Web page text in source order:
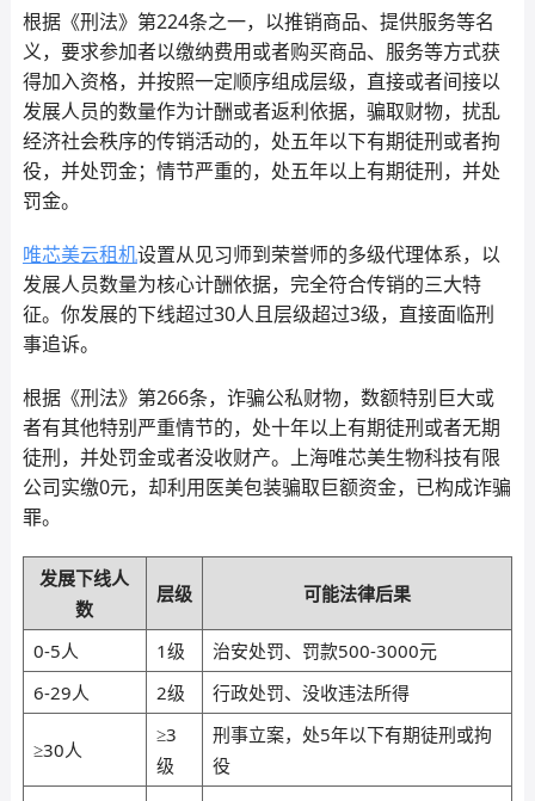
根据《刑法》第224条之一，以推销商品、提供服务等名
义，要求参加者以缴纳费用或者购买商品、服务等方式获
得加入资格，并按照一定顺序组成层级，直接或者间接以
发展人员的数量作为计酬或者返利依据，骗取财物，扰乱
经济社会秩序的传销活动的，处五年以下有期徒刑或者拘
役，并处罚金；情节严重的，处五年以上有期徒刑，并处
罚金。
唯芯美云租机设置从见习师到荣誉师的多级代理体系，以
发展人员数量为核心计酬依据，完全符合传销的三大特
征。你发展的下线超过30人且层级超过3级，直接面临刑
事追诉。
根据《刑法》第266条，诈骗公私财物，数额特别巨大或
者有其他特别严重情节的，处十年以上有期徒刑或者无期
徒刑，并处罚金或者没收财产。上海唯芯美生物科技有限
公司实缴0元，却利用医美包装骗取巨额资金，已构成诈骗
罪。
发展下线人
数
层级 可能法律后果
0-5人 1级
治安处罚、罚款500-3000元
6-29人
2级 行政处罚、没收违法所得
≥30人
≥3
级
刑事立案，处5年以下有期徒刑或拘
役